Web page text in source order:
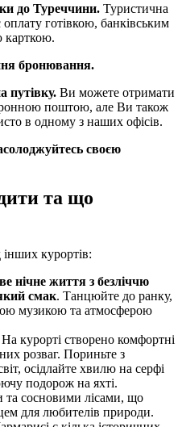
до Туреччини. Туристична
готівкою, банківським
карткою.
бронювання.
путівку. Ви можете отримати
поштою, але Ви також
в одному з наших офісів.
своєю
та що
інших курортів:
нічне життя з безліччю
смак. Танцюйте до ранку,
музикою та атмосферою
На курорті створено комфортні
розваг. Пориньте з
осідлайте хвилю на серфі
подорож на яхті.
та сосновими лісами, що
для любителів природи.